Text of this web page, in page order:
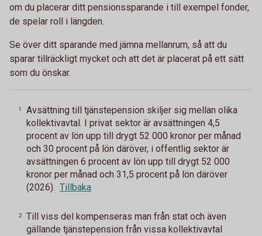
om du placerar ditt pensionssparande i till exempel fonder,
de spelar roll i längden.
Se över ditt sparande med jämna mellanrum, så att du
sparar tillräckligt mycket och att det är placerat på ett sätt
som du önskar.
1
Avsättning till tjänstepension skiljer sig mellan olika
kollektivavtal. I privat sektor är avsättningen 4,5
procent av lön upp till drygt 52 000 kronor per månad
och 30 procent på lön däröver, i offentlig sektor är
avsättningen 6 procent av lön upp till drygt 52 000
kronor per månad och 31,5 procent på lön däröver
(2026). Tillbaka
2
Till viss del kompenseras man från stat och även
gällande tjänstepension från vissa kollektivavtal